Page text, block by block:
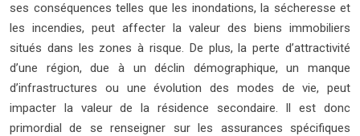
ses conséquences telles que les inondations, la sécheresse et
les incendies, peut affecter la valeur des biens immobiliers
situés dans les zones à risque. De plus, la perte d’attractivité
d’une région, due à un déclin démographique, un manque
d’infrastructures ou une évolution des modes de vie, peut
impacter la valeur de la résidence secondaire. Il est donc
primordial de se renseigner sur les assurances spécifiques